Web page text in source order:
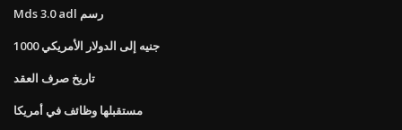
Mds 3.0 adl رسم
1000 جنيه إلى الدولار الأمريكي
تاريخ صرف العقد
مستقبلها وظائف في أمريكا